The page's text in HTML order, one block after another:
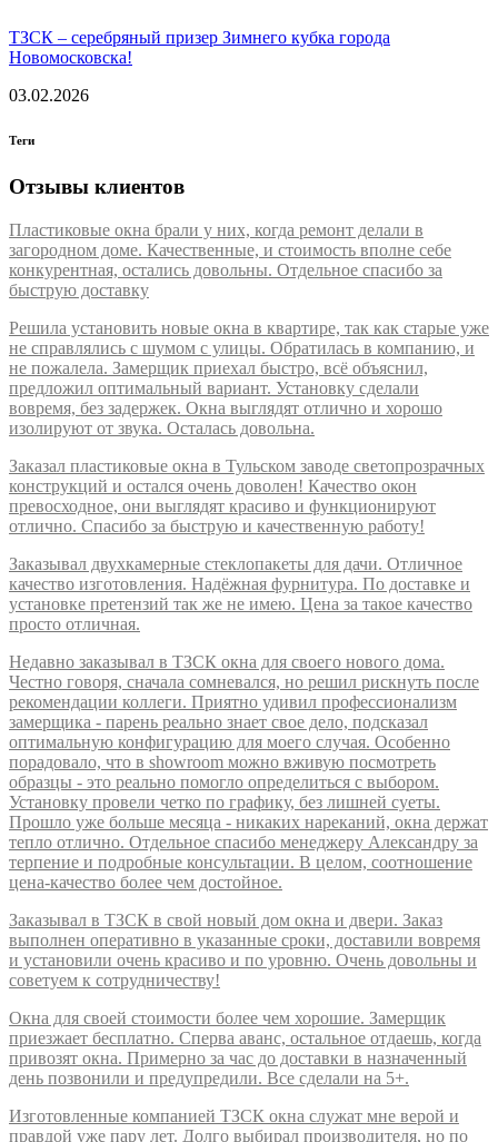
ТЗСК – серебряный призер Зимнего кубка города
Новомосковска!
03.02.2026
Теги
Отзывы клиентов
Пластиковые окна брали у них, когда ремонт делали в
загородном доме. Качественные, и стоимость вполне себе
конкурентная, остались довольны. Отдельное спасибо за
быструю доставку
Решила установить новые окна в квартире, так как старые уже
не справлялись с шумом с улицы. Обратилась в компанию, и
не пожалела. Замерщик приехал быстро, всё объяснил,
предложил оптимальный вариант. Установку сделали
вовремя, без задержек. Окна выглядят отлично и хорошо
изолируют от звука. Осталась довольна.
Заказал пластиковые окна в Тульском заводе светопрозрачных
конструкций и остался очень доволен! Качество окон
превосходное, они выглядят красиво и функционируют
отлично. Спасибо за быструю и качественную работу!
Заказывал двухкамерные стеклопакеты для дачи. Отличное
качество изготовления. Надёжная фурнитура. По доставке и
установке претензий так же не имею. Цена за такое качество
просто отличная.
Недавно заказывал в ТЗСК окна для своего нового дома.
Честно говоря, сначала сомневался, но решил рискнуть после
рекомендации коллеги. Приятно удивил профессионализм
замерщика - парень реально знает свое дело, подсказал
оптимальную конфигурацию для моего случая. Особенно
порадовало, что в showroom можно вживую посмотреть
образцы - это реально помогло определиться с выбором.
Установку провели четко по графику, без лишней суеты.
Прошло уже больше месяца - никаких нареканий, окна держат
тепло отлично. Отдельное спасибо менеджеру Александру за
терпение и подробные консультации. В целом, соотношение
цена-качество более чем достойное.
Заказывал в ТЗСК в свой новый дом окна и двери. Заказ
выполнен оперативно в указанные сроки, доставили вовремя
и установили очень красиво и по уровню. Очень довольны и
советуем к сотрудничеству!
Окна для своей стоимости более чем хорошие. Замерщик
приезжает бесплатно. Сперва аванс, остальное отдаешь, когда
привозят окна. Примерно за час до доставки в назначенный
день позвонили и предупредили. Все сделали на 5+.
Изготовленные компанией ТЗСК окна служат мне верой и
правдой уже пару лет. Долго выбирал производителя, но по